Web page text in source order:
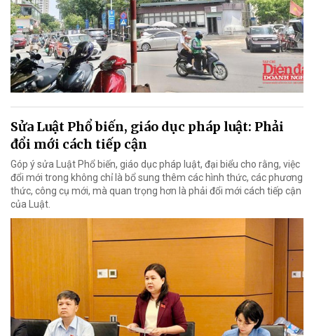
Sửa Luật Phổ biến, giáo dục pháp luật: Phải
đổi mới cách tiếp cận
Góp ý sửa Luật Phổ biến, giáo dục pháp luật, đại biểu cho rằng, việc
đổi mới trong không chỉ là bổ sung thêm các hình thức, các phương
thức, công cụ mới, mà quan trọng hơn là phải đổi mới cách tiếp cận
của Luật.